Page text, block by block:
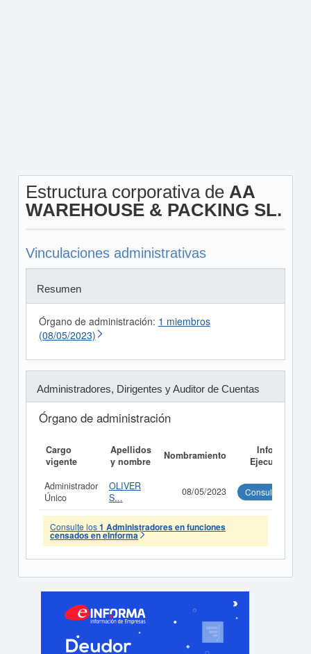
Estructura corporativa de AA
WAREHOUSE & PACKING SL.
Vinculaciones administrativas
Resumen
Órgano de administración: 1 miembros
(08/05/2023)
Administradores, Dirigentes y Auditor de Cuentas
Órgano de administración
Cargo
vigente
Apellidos
y nombre
Nombramiento
Informe
Ejecutivo
Administrador
Único
OLIVER
S...
08/05/2023 Consultar
Consulte los1 Administradores en funciones
censados en eInforma